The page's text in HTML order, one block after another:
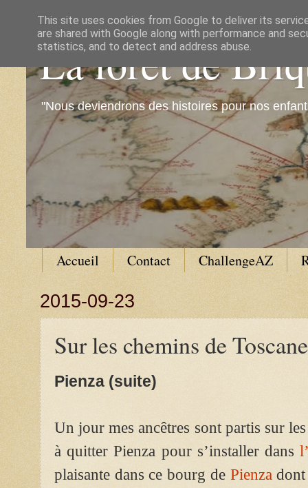
La forêt de
"Nous deviendrons des histoires pour nos
Accueil Contact ChallengeAZ
2015-09-23
Sur les chemins de Toscane
Pienza (suite)
Un jour mes ancêtres sont partis sur
à quitter Pienza pour s’installer dans
plaisante dans ce bourg de Pienza dont
This site uses cookies from Google to deliver its
are shared with Google along with performance and
statistics, and to detect and address abuse.